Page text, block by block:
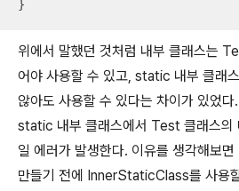
}
위에서 말했던 것처럼 내부 클래스는
어야 사용할 수 있고, static 내부 클래
않아도 사용할 수 있다는 차이가 있었
static 내부 클래스에서 Test 클래스의
일 에러가 발생한다. 이유를 생각해보
만들기 전에 InnerStaticClass를 사용